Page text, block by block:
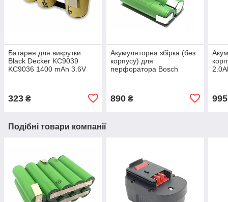
Батарея для викрутки
Black Decker KC9039
KC9036 1400 mAh 3.6V
323 ₴
Акумуляторна збірка (без
корпусу) для
перфоратора Bosch
890₴ 995
Подібні товари компанії